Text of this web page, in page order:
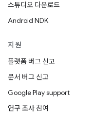
스튜디오 다운로드
Android NDK
지원
플랫폼 버그 신고
문서 버그 신고
Google Play support
연구 조사 참여